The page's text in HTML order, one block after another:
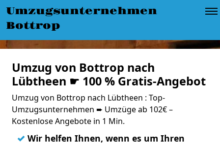
Umzugsunternehmen
Bottrop
Umzug von Bottrop nach
Lübtheen ☛ 100 % Gratis-Angebot
Umzug von Bottrop nach Lübtheen : Top-
Umzugsunternehmen ➨ Umzüge ab 102€ –
Kostenlose Angebote in 1 Min.
✓ Wir helfen Ihnen, wenn es um Ihren